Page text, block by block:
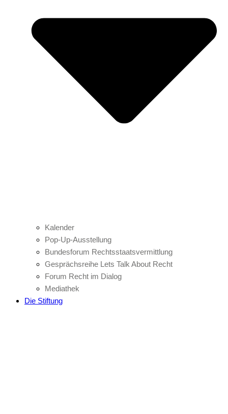
Kalender
Pop-Up-Ausstellung
Bundesforum Rechtsstaatsvermittlung
Gesprächsreihe Lets Talk About Recht
Forum Recht im Dialog
Mediathek
Die Stiftung